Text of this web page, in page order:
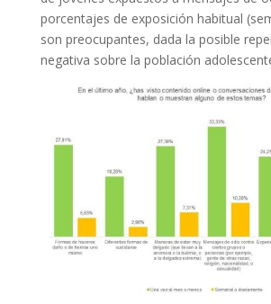
porcentajes de exposición habitual
son preocupantes, dada la posible
negativa sobre la población